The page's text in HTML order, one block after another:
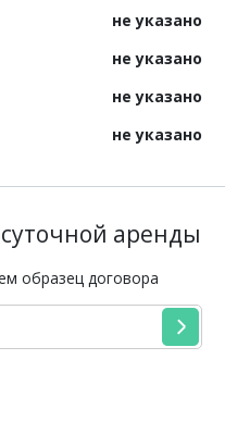
не указано
не указано
не указано
не указано
аренды
образец договора